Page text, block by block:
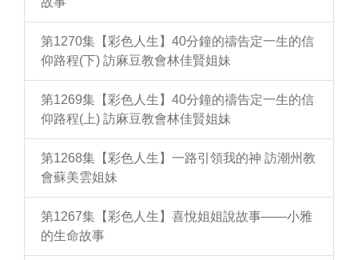
第1270集【彩色人生】40分鐘的禱告定一生的信
仰路程(下) 訪麻豆教會林佳賢姐妹
第1269集【彩色人生】40分鐘的禱告定一生的信
仰路程(上) 訪麻豆教會林佳賢姐妹
第1268集【彩色人生】一路引領我的神 訪潮州教
會蘇美雲姐妹
第1267集【彩色人生】喜悅姐姐說故事——小雅
的生命故事